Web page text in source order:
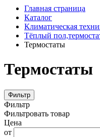
Главная страница
Каталог
Климатическая
Тёплый
Термостаты
Термостаты
Фильтр
Фильтр
Фильтровать товар
Цена
от